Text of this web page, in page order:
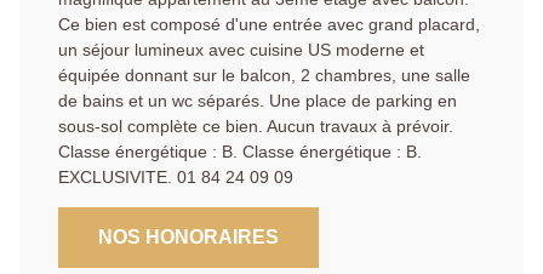
Ce bien est composé d'une entrée avec grand placard,
un séjour lumineux avec cuisine US moderne et
équipée donnant sur le balcon, 2 chambres, une salle
de bains et un wc séparés. Une place de parking en
sous-sol complète ce bien. Aucun travaux à prévoir.
Classe énergétique : B. Classe énergétique : B.
EXCLUSIVITE. 01 84 24 09 09
NOS HONORAIRES